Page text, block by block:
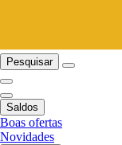
Pesquisar
Saldos
Boas ofertas
Novidades